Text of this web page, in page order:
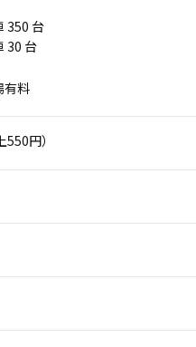
350 台
30 台
有料
円）